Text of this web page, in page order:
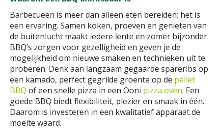
Barbecueën is meer dan alleen eten bereiden; het is
een ervaring. Samen koken, proeven en genieten van
de buitenlucht maakt iedere lente en zomer bijzonder.
BBQ’s zorgen voor gezelligheid en geven je de
mogelijkheid om nieuwe smaken en technieken uit te
proberen. Denk aan langzaam gegaarde spareribs op
een kamado, perfect gegrilde groente op de pellet
BBQ of een snelle pizza in een Ooni pizza oven. Een
goede BBQ biedt flexibiliteit, plezier en smaak in één.
Daarom is investeren in een kwalitatief apparaat de
moeite waard.